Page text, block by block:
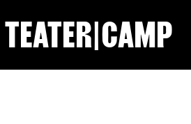
TEATER|CAMP